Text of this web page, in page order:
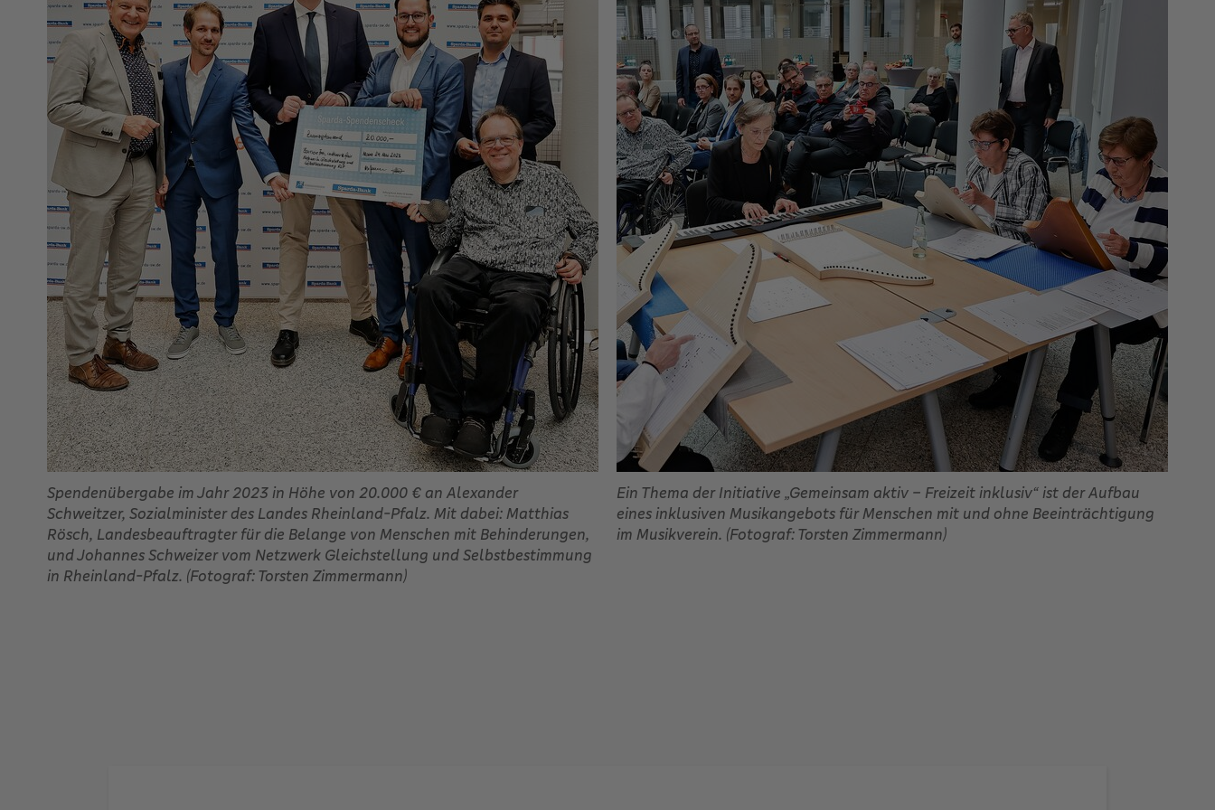
Spendenübergabe im Jahr 2023 in Höhe von 20.000 € an Alexander
Schweitzer, Sozialminister des Landes Rheinland-Pfalz. Mit dabei: Matthias
Rösch, Landesbeauftragter für die Belange von Menschen mit Behinderungen,
und Johannes Schweizer vom Netzwerk Gleichstellung und Selbstbestimmung
in Rheinland-Pfalz. (Fotograf: Torsten Zimmermann)
Ein Thema der Initiative „Gemeinsam aktiv – Freizeit inklusiv“ ist der Aufbau
eines inklusiven Musikangebots für Menschen mit und ohne Beeinträchtigung
im Musikverein. (Fotograf: Torsten Zimmermann)